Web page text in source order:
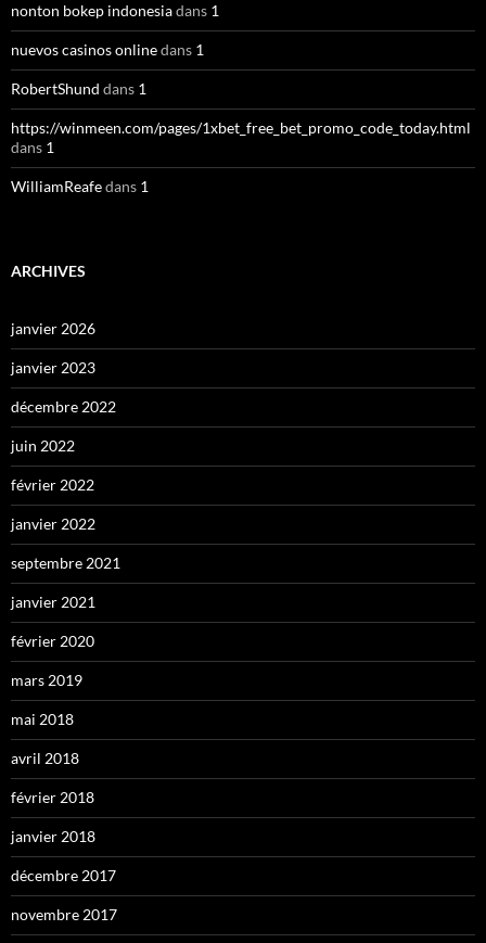
nonton bokep indonesiadans 1
nuevos casinos onlinedans 1
RobertShund dans 1
https://winmeen.com/pages/1xbet_free_bet_promo_code_today.html
dans 1
WilliamReafedans 1
ARCHIVES
janvier 2026
janvier 2023
décembre 2022
juin 2022
février 2022
janvier 2022
septembre 2021
janvier 2021
février 2020
mars 2019
mai 2018
avril 2018
février 2018
janvier 2018
décembre 2017
novembre 2017